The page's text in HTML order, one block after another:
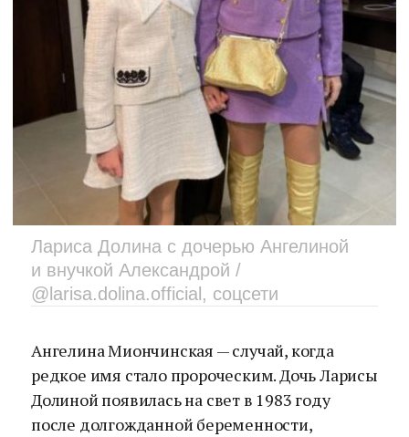
Лариса Долина с дочерью Ангелиной
и внучкой Александрой /
@larisa.dolina.official, соцсети
Ангелина Миончинская — случай, когда
редкое имя стало пророческим. Дочь Ларисы
Долиной появилась на свет в 1983 году
после долгожданной беременности,